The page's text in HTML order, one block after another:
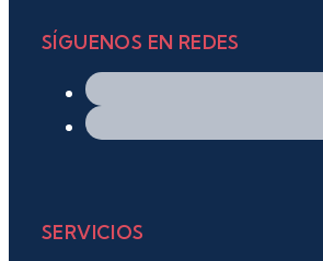
SÍGUENOS EN REDES
SERVICIOS